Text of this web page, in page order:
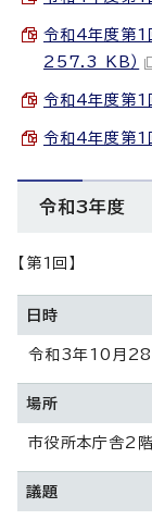
令和4年度第1
257.3 KB）
令和4年度第1
令和4年度第
令和3年度
【第1回】
日時
令和3年10月28
場所
市役所本庁舎2
議題